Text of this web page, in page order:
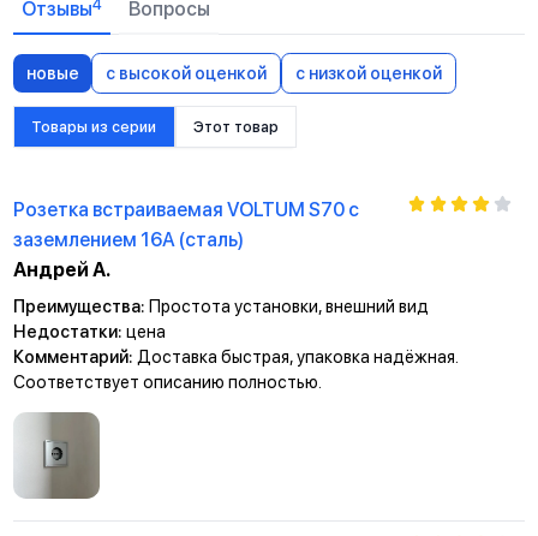
Отзывы4 Вопросы
новые с высокой оценкой с низкой оценкой
Товары из серии Этот товар
Розетка встраиваемая VOLTUM S70 с
заземлением 16А (сталь)
Андрей А.
Преимущества: Простота установки, внешний вид
Недостатки: цена
Комментарий: Доставка быстрая, упаковка надёжная.
Соответствует описанию полностью.